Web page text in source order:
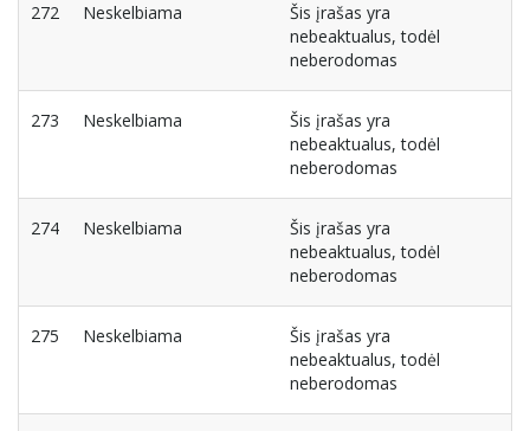
272 Neskelbiama
Šis įrašas yra
nebeaktualus, todėl
neberodomas
273 Neskelbiama
Šis įrašas yra
nebeaktualus, todėl
neberodomas
274 Neskelbiama
Šis įrašas yra
nebeaktualus, todėl
neberodomas
275 Neskelbiama
Šis įrašas yra
nebeaktualus, todėl
neberodomas